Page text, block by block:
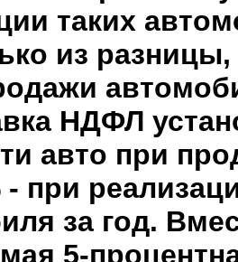
таких
из разницы,
НДФЛ
авто при
- при
за год.
5-